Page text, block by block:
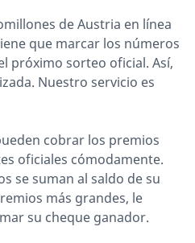
de Austria en línea
que marcar los números
próximo sorteo oficial. Así,
Nuestro servicio es
cobrar los premios
oficiales cómodamente.
se suman al saldo de su
más grandes, le
su cheque ganador.